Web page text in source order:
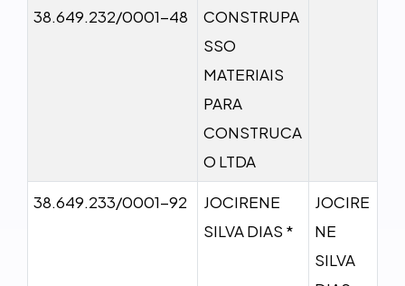
38.649.232/0001-48
CONSTRUPA
SSO
MATERIAIS
PARA
CONSTRUCA
O LTDA
38.649.233/0001-92
JOCIRENE
SILVA DIAS *
JOCIRE
NE
SILVA